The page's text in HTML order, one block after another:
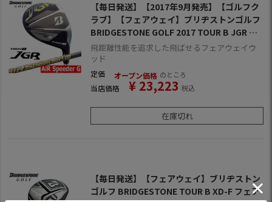
【毎日発送】【2017年9月発売】【ゴルフク
ラブ】【フェアウェイ】ブリヂストンゴルフ
BRIDGESTONE GOLF 2017 TOUR B JGR フ
ェアウェイウッド [AiR Speeder Gシャフト
装着](日本正規品)
飛距離性能を追求した飛ばせるフェアウェイウ
ッド
定価 オープン価格 のところ
当店価格 ¥ 23,223 税込
在庫切れ
【毎日発送】【フェアウェイ】ブリヂストン
ゴルフ BRIDGESTONE TOUR B XD-F フェア